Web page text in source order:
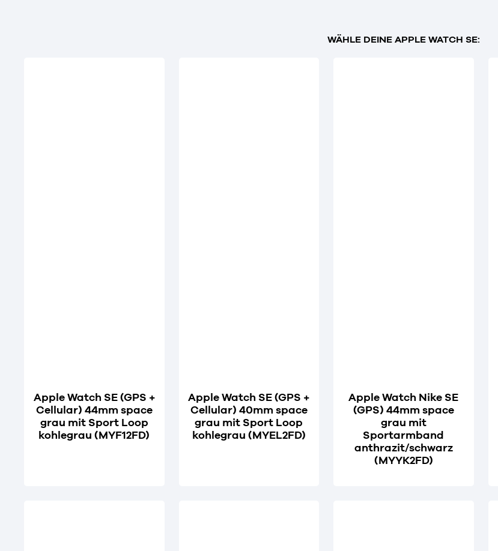
WÄHLE DEINE APPLE WATCH SE:
Apple Watch SE (GPS +
Cellular) 44mm space
grau mit Sport Loop
kohlegrau (MYF12FD)
Apple Watch SE (GPS +
Cellular) 40mm space
grau mit Sport Loop
kohlegrau (MYEL2FD)
Apple Watch Nike SE
(GPS) 44mm space
grau mit
Sportarmband
anthrazit/schwarz
(MYYK2FD)